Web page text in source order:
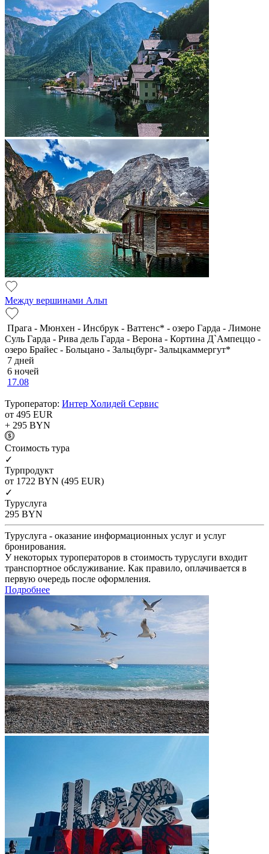
Между вершинами Альп
Прага - Мюнхен - Инсбрук - Ваттенс* - озеро Гарда - Лимоне
Суль Гарда - Рива дель Гарда - Верона - Кортина Д`Ампеццо -
озеро Брайес - Больцано - Зальцбург- Зальцкаммергут*
7 дней
6 ночей
17.08
Туроператор: Интер Холидей Сервис
от 495 EUR
+ 295 BYN
Cтоимость тура
✓
Турпродукт
от 1722 BYN (495 EUR)
✓
Туруслуга
295 BYN
Туруслуга - оказание информационных услуг и услуг
бронирования.
У некоторых туроператоров в стоимость туруслуги входит
транспортное обслуживание. Как правило, оплачивается в
первую очередь после оформления.
Подробнее